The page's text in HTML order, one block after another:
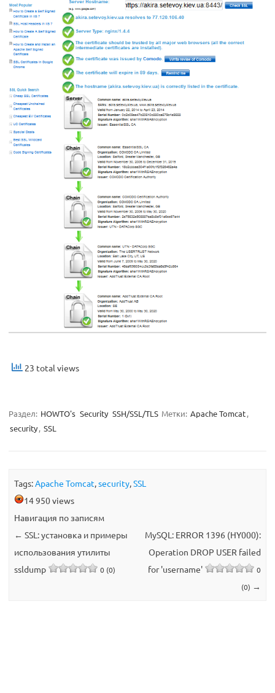
23 total views
Раздел: HOWTO's Security SSH/SSL/TLS Метки: Apache Tomcat,
security, SSL
Tags:Apache Tomcat,security,SSL
14 950 views
Навигация по записям
← SSL: установка и примеры
использования утилиты
ssldump
0 (0)
MySQL: ERROR 1396 (HY000):
Operation DROP USER failed
for 'username'
0
(0) →